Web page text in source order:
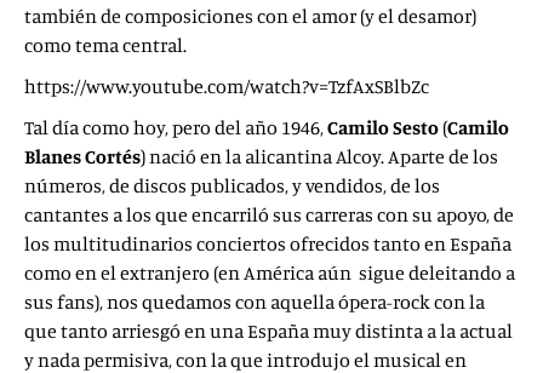
también de composiciones con el amor (y el desamor)
como tema central.
https://www.youtube.com/watch?v=TzfAxSBlbZc
Tal día como hoy, pero del año 1946,Camilo Sesto (Camilo
Blanes Cortés) nació en la alicantina Alcoy. Aparte de los
números, de discos publicados, y vendidos, de los
cantantes a los que encarriló sus carreras con su apoyo, de
los multitudinarios conciertos ofrecidos tanto en España
como en el extranjero (en América aún sigue deleitando a
sus fans), nos quedamos con aquella ópera-rock con la
que tanto arriesgó en una España muy distinta a la actual
y nada permisiva, con la que introdujo el musical en